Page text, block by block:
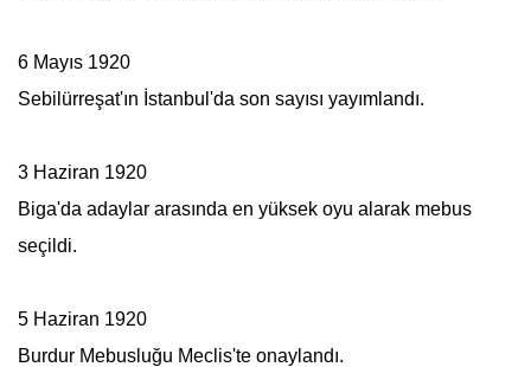
6 Mayıs 1920
Sebilürreşat'ın İstanbul'da son sayısı yayımlandı.
3 Haziran 1920
Biga'da adaylar arasında en yüksek oyu alarak mebus
seçildi.
5 Haziran 1920
Burdur Mebusluğu Meclis'te onaylandı.